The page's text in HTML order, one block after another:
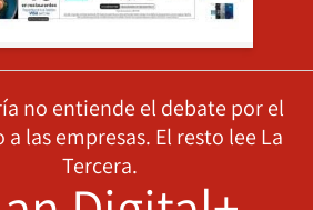
no entiende el debate por el
las empresas. El resto lee La
Tercera.